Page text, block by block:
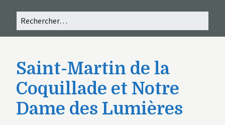
Saint-Martin de la
Coquillade et Notre
Dame des Lumières